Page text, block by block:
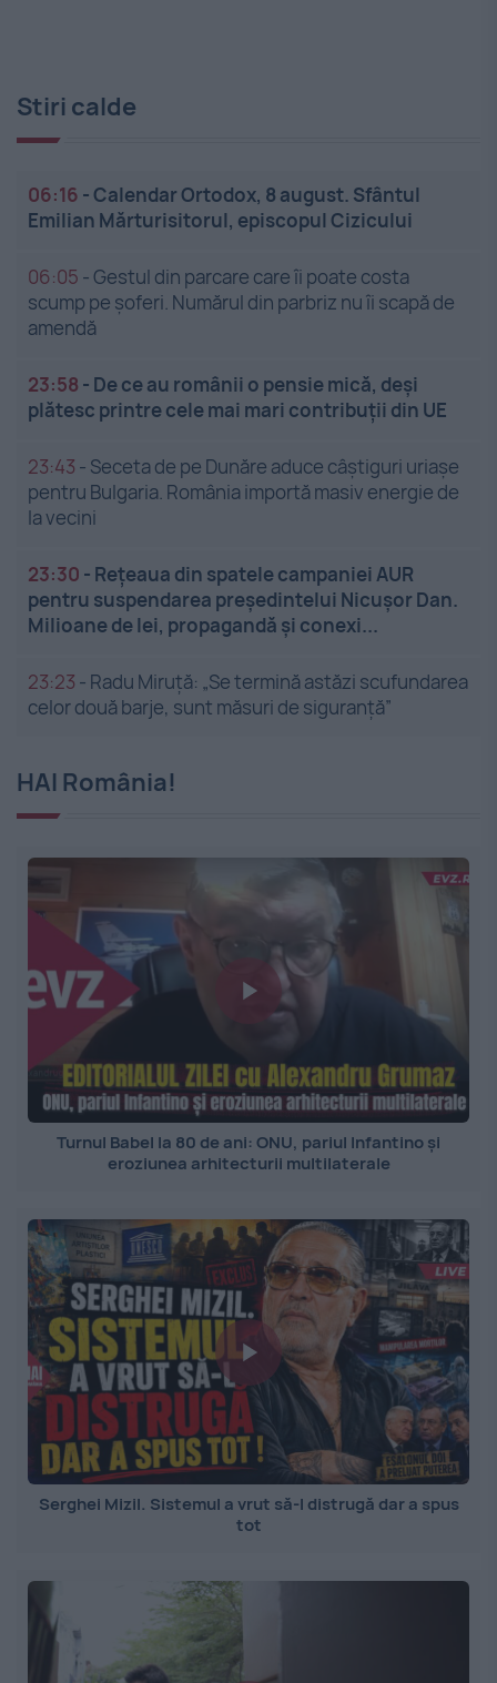
Stiri calde
06:16 -Calendar Ortodox, 8 august. Sfântul
Emilian Mărturisitorul, episcopul Cizicului
06:05 -Gestul din parcare care îi poate costa
scump pe șoferi. Numărul din parbriz nu îi scapă de
amendă
23:58 - De ce au românii o pensie mică, deși
plătesc printre cele mai mari contribuții din UE
23:43 - Seceta de pe Dunăre aduce câștiguri uriașe
pentru Bulgaria. România importă masiv energie de
la vecini
23:30 - Rețeaua din spatele campaniei AUR
pentru suspendarea președintelui Nicușor Dan.
Milioane de lei, propagandă și conexi...
23:23 - Radu Miruță: „Se termină astăzi scufundarea
celor două barje, sunt măsuri de siguranţă”
HAI România!
Turnul Babel la 80 de ani: ONU, pariul Infantino și
eroziunea arhitecturii multilaterale
Serghei Mizil. Sistemul a vrut să-l distrugă dar a spus
tot